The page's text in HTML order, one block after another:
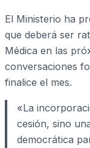
El Ministerio ha
que deberá ser
Médica en las
conversaciones
finalice el mes.
«La
cesión, sino
democrática